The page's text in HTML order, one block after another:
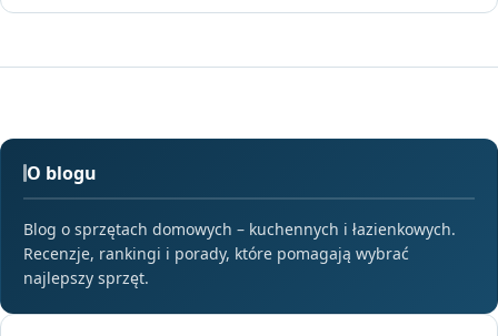
O blogu
Blog o sprzętach domowych – kuchennych i łazienkowych.
Recenzje, rankingi i porady, które pomagają wybrać
najlepszy sprzęt.